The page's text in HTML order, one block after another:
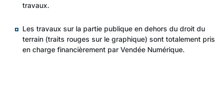
travaux.
Les travaux sur la partie publique en dehors du droit du
terrain (traits rouges sur le graphique) sont totalement pris
en charge financièrement par Vendée Numérique.